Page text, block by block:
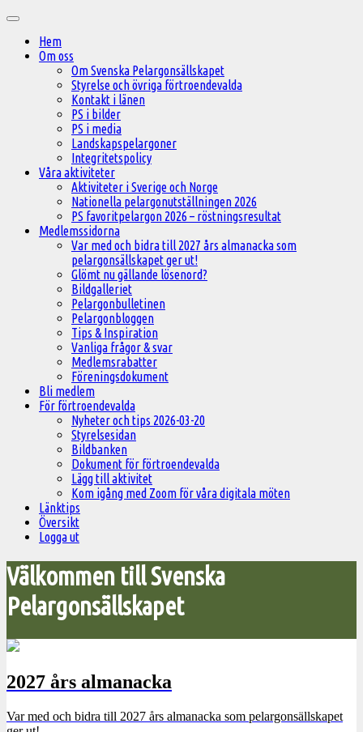
innehåll
Huvudmeny
Hem
Om oss
Om Svenska Pelargonsällskapet
Styrelse och övriga förtroendevalda
Kontakt i länen
PS i bilder
PS i media
Landskapspelargoner
Integritetspolicy
Våra aktiviteter
Aktiviteter i Sverige och Norge
Nationella pelargonutställningen 2026
PS favoritpelargon 2026 – röstningsresultat
Medlemssidorna
Var med och bidra till 2027 års almanacka som
pelargonsällskapet ger ut!
Glömt nu gällande lösenord?
Bildgalleriet
Pelargonbulletinen
Pelargonbloggen
Tips & Inspiration
Vanliga frågor & svar
Medlemsrabatter
Föreningsdokument
Bli medlem
För förtroendevalda
Nyheter och tips 2026-03-20
Styrelsesidan
Bildbanken
Dokument för förtroendevalda
Lägg till aktivitet
Kom igång med Zoom för våra digitala möten
Länktips
Översikt
Logga ut
Välkommen till Svenska
Pelargonsällskapet
2027 års almanacka
Var med och bidra till 2027 års almanacka som pelargonsällskapet